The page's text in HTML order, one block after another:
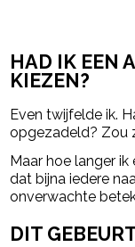
HAD IK EEN
KIEZEN?
Even twijfelde ik.
opgezadeld? Zou
Maar hoe langer
dat bijna iedere
onverwachte
DIT